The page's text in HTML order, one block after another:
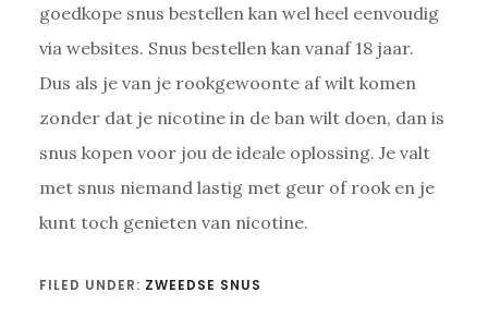
goedkope snus bestellen kan wel heel eenvoudig
via websites. Snus bestellen kan vanaf 18 jaar.
Dus als je van je rookgewoonte af wilt komen
zonder dat je nicotine in de ban wilt doen, dan is
snus kopen voor jou de ideale oplossing. Je valt
met snus niemand lastig met geur of rook en je
kunt toch genieten van nicotine.
FILED UNDER: ZWEEDSE SNUS